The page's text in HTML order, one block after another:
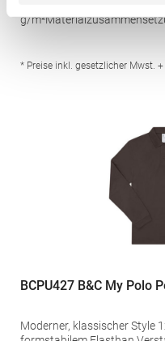
g/
Kingsfordweg 151 1043GR
marketing@henbury.com
* Preise inkl. gesetzlicher Mwst. +
BCPU427 B&C My Polo
Moderner, klassischer Style 1x1-Ripp-Bündchen mit